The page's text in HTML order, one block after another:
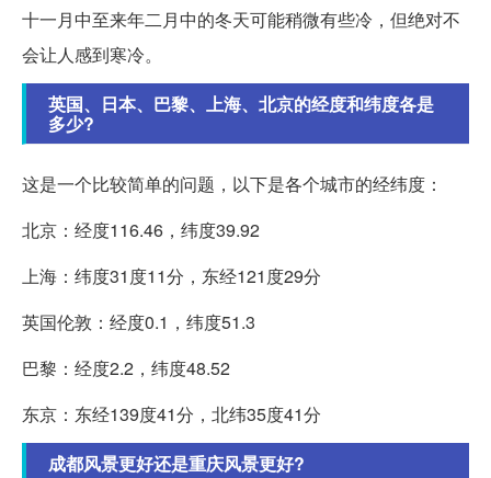
十一月中至来年二月中的冬天可能稍微有些冷，但绝对不
会让人感到寒冷。
英国、日本、巴黎、上海、北京的经度和纬度各是
多少?
这是一个比较简单的问题，以下是各个城市的经纬度：
北京：经度116.46，纬度39.92
上海：纬度31度11分，东经121度29分
英国伦敦：经度0.1，纬度51.3
巴黎：经度2.2，纬度48.52
东京：东经139度41分，北纬35度41分
成都风景更好还是重庆风景更好?